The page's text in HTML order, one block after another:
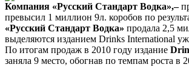
Компания «Русский Стандарт Водка»,–
превысил 1 миллион 9л. коробов по
«Русский Стандарт Водка» продала 2,5
выделяются изданием Drinks International
По итогам продаж в 2010 году издание
заняла 9 место, обогнав по темпам роста в